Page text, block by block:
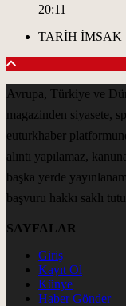
20:11
TARİH İMSAK
Avrupa, Türkiye ve
magazinden siyasete,
euturkhaber
alıntı yapılamaz,
başka yerde
başvuru hakkı saklı
SAYFALAR
Giriş
Kayıt Ol
Künye
Haber Gönder